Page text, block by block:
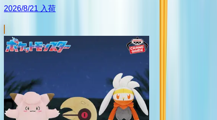
2026/8/21 入荷